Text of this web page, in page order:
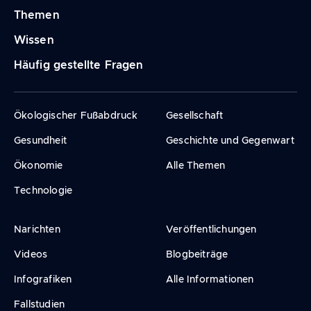
Themen
Wissen
Häufig gestellte Fragen
Ökologischer Fußabdruck
Gesundheit
Ökonomie
Technologie
Gesellschaft
Geschichte und Gegenwart
Alle Themen
Narichten
Videos
Infografiken
Fallstudien
Veröffentlichungen
Blogbeiträge
Alle Informationen